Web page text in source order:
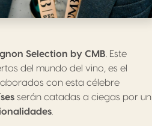
Selection by CMB . Este
del mundo del vino, es el
con esta célebre
serán catadas a ciegas por un